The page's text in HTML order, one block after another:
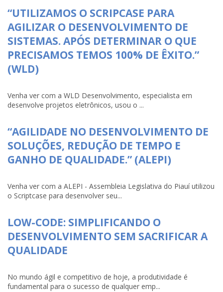
“UTILIZAMOS O SCRIPCASE PARA
AGILIZAR O DESENVOLVIMENTO DE
SISTEMAS. APÓS DETERMINAR O QUE
PRECISAMOS TEMOS 100% DE ÊXITO.”
(WLD)
Venha ver com a WLD Desenvolvimento, especialista em
desenvolve projetos eletrônicos, usou o ...
“AGILIDADE NO DESENVOLVIMENTO DE
SOLUÇÕES, REDUÇÃO DE TEMPO E
GANHO DE QUALIDADE.” (ALEPI)
Venha ver com a ALEPI - Assembleia Legislativa do Piauí utilizou
o Scriptcase para desenvolver seu...
LOW-CODE: SIMPLIFICANDO O
DESENVOLVIMENTO SEM SACRIFICAR A
QUALIDADE
No mundo ágil e competitivo de hoje, a produtividade é
fundamental para o sucesso de qualquer emp...